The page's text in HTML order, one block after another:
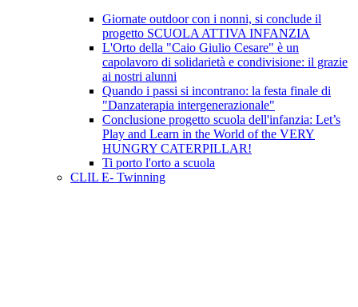
Giornate outdoor con i nonni, si conclude il
progetto SCUOLA ATTIVA INFANZIA
L'Orto della "Caio Giulio Cesare" è un
capolavoro di solidarietà e condivisione: il grazie
ai nostri alunni
Quando i passi si incontrano: la festa finale di
"Danzaterapia intergenerazionale"
Conclusione progetto scuola dell'infanzia: Let’s
Play and Learn in the World of the VERY
HUNGRY CATERPILLAR!
Ti porto l'orto a scuola
CLIL E- Twinning